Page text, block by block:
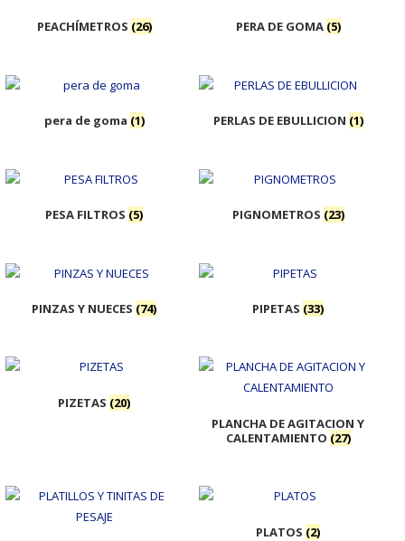
PEACHÍMETROS (26) PERA DE GOMA (5)
pera de goma (1) PERLAS DE EBULLICION (1)
PESA FILTROS (5) PIGNOMETROS (23)
PINZAS Y NUECES (74) PIPETAS (33)
PIZETAS (20)
PLANCHA DE AGITACION Y
CALENTAMIENTO (27)
PLATOS (2)